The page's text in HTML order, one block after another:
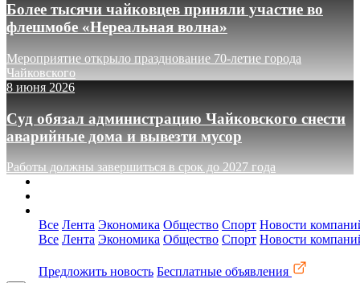
Более тысячи чайковцев приняли участие во
флешмобе «Нереальная волна»
Мероприятие открыло празднование 70-летие города
Чайковского
8 июня 2026
Суд обязал администрацию Чайковского снести
аварийные дома и вывезти мусор
Работы должны завершиться в срок до 2027 года
Все Лента Экономика Общество Спорт Новости
Все Лента Экономика Общество Спорт Новости
Предложить новость Бесплатные объявления